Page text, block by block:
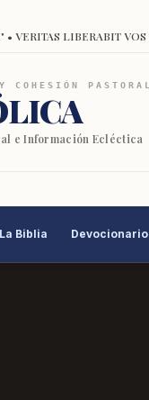
• VERITAS LIBERABIT VOS
PASTORAL
e Información Ecléctica
La Biblia Devocionario